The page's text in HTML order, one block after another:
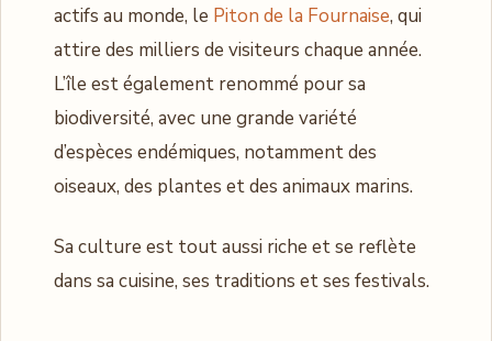
actifs au monde, le Piton de la Fournaise, qui
attire des milliers de visiteurs chaque année.
L’île est également renommé pour sa
biodiversité, avec une grande variété
d’espèces endémiques, notamment des
oiseaux, des plantes et des animaux marins.
Sa culture est tout aussi riche et se reflète
dans sa cuisine, ses traditions et ses festivals.